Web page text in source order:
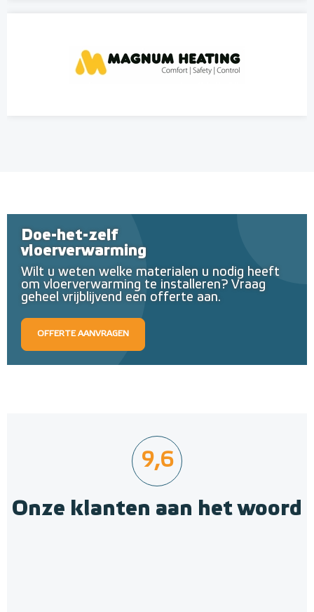
Doe-het-zelf
vloerverwarming
Wilt u weten welke materialen u nodig heeft
om vloerverwarming te installeren? Vraag
geheel vrijblijvend een offerte aan.
OFFERTE AANVRAGEN
9,6
Onze klanten aan het woord